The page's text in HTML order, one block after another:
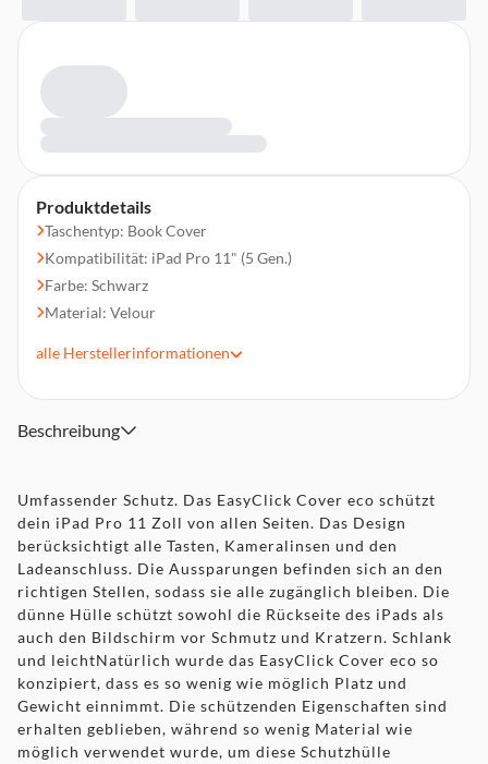
Produktdetails
Taschentyp: Book Cover
Kompatibilität: iPad Pro 11" (5 Gen.)
Farbe: Schwarz
Material: Velour
alle Herstellerinformationen
Beschreibung
Umfassender Schutz. Das EasyClick Cover eco schützt
dein iPad Pro 11 Zoll von allen Seiten. Das Design
berücksichtigt alle Tasten, Kameralinsen und den
Ladeanschluss. Die Aussparungen befinden sich an den
richtigen Stellen, sodass sie alle zugänglich bleiben. Die
dünne Hülle schützt sowohl die Rückseite des iPads als
auch den Bildschirm vor Schmutz und Kratzern. Schlank
und leichtNatürlich wurde das EasyClick Cover eco so
konzipiert, dass es so wenig wie möglich Platz und
Gewicht einnimmt. Die schützenden Eigenschaften sind
erhalten geblieben, während so wenig Material wie
möglich verwendet wurde, um diese Schutzhülle